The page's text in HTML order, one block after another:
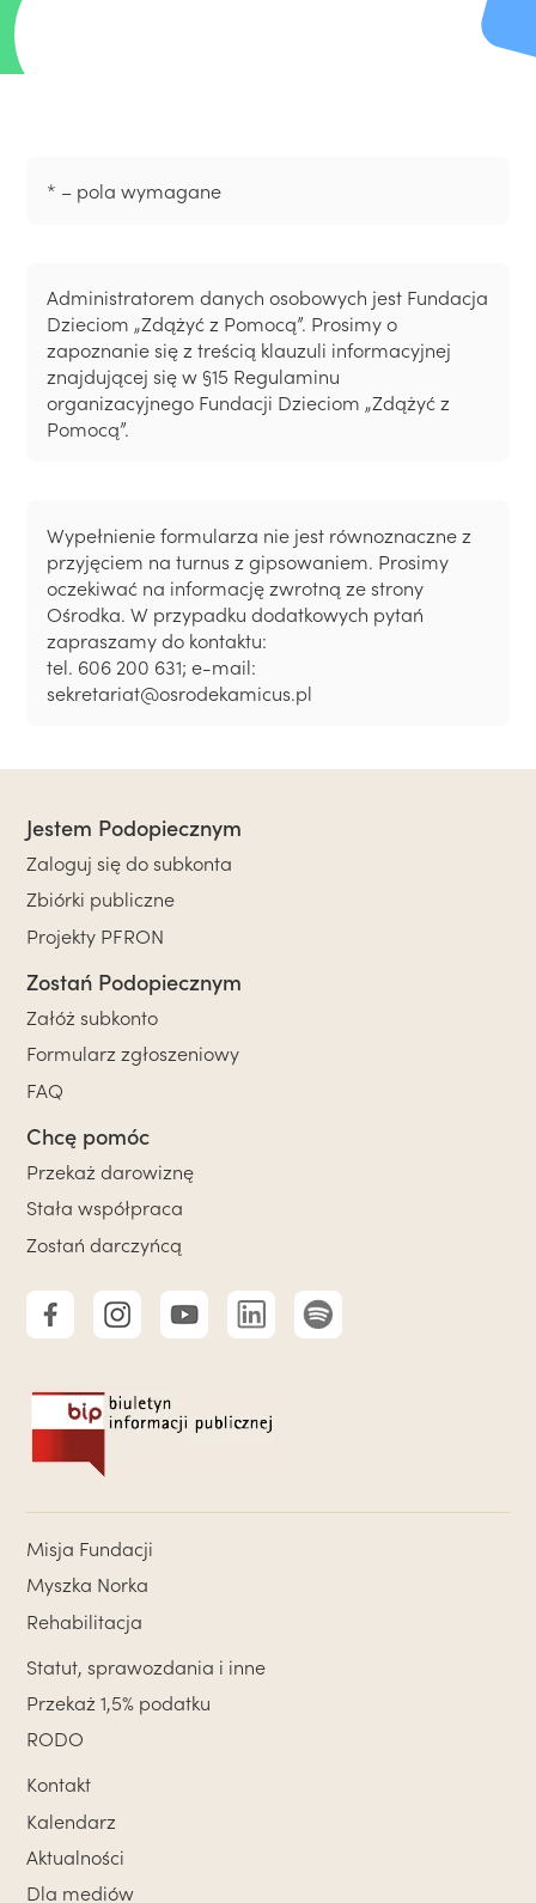
* – pola wymagane
Administratorem danych osobowych jest Fundacja
Dzieciom „Zdążyć z Pomocą”. Prosimy o
zapoznanie się z treścią klauzuli informacyjnej
znajdującej się w §15 Regulaminu
organizacyjnego Fundacji Dzieciom „Zdążyć z
Pomocą”.
Wypełnienie formularza nie jest równoznaczne z
przyjęciem na turnus z gipsowaniem. Prosimy
oczekiwać na informację zwrotną ze strony
Ośrodka. W przypadku dodatkowych pytań
zapraszamy do kontaktu:
tel. 606 200 631; e-mail:
sekretariat@osrodekamicus.pl
Jestem Podopiecznym
Zaloguj się do subkonta
Zbiórki publiczne
Projekty PFRON
Zostań Podopiecznym
Załóż subkonto
Formularz zgłoszeniowy
FAQ
Chcę pomóc
Przekaż darowiznę
Stała współpraca
Zostań darczyńcą
Misja Fundacji
Myszka Norka
Rehabilitacja
Statut, sprawozdania i inne
Przekaż 1,5% podatku
RODO
Kontakt
Kalendarz
Aktualności
Dla mediów